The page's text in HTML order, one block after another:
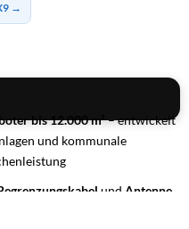
→
bis 12.000 m²– entwickelt
und kommunale
und Antenne